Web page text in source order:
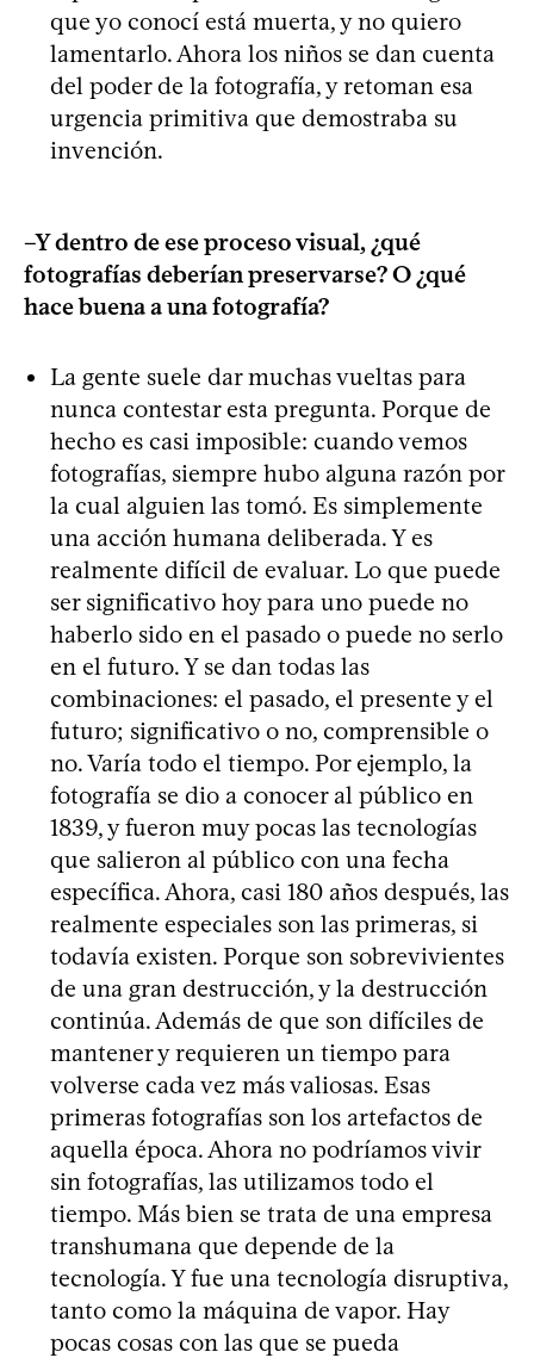
que yo conocí está muerta, y no quiero
lamentarlo. Ahora los niños se dan cuenta
del poder de la fotografía, y retoman esa
urgencia primitiva que demostraba su
invención.
–Y dentro de ese proceso visual, ¿qué
fotografías deberían preservarse? O ¿qué
hace buena a una fotografía?
La gente suele dar muchas vueltas para
nunca contestar esta pregunta. Porque de
hecho es casi imposible: cuando vemos
fotografías, siempre hubo alguna razón por
la cual alguien las tomó. Es simplemente
una acción humana deliberada. Y es
realmente difícil de evaluar. Lo que puede
ser significativo hoy para uno puede no
haberlo sido en el pasado o puede no serlo
en el futuro. Y se dan todas las
combinaciones: el pasado, el presente y el
futuro; significativo o no, comprensible o
no. Varía todo el tiempo. Por ejemplo, la
fotografía se dio a conocer al público en
1839, y fueron muy pocas las tecnologías
que salieron al público con una fecha
específica. Ahora, casi 180 años después, las
realmente especiales son las primeras, si
todavía existen. Porque son sobrevivientes
de una gran destrucción, y la destrucción
continúa. Además de que son difíciles de
mantener y requieren un tiempo para
volverse cada vez más valiosas. Esas
primeras fotografías son los artefactos de
aquella época. Ahora no podríamos vivir
sin fotografías, las utilizamos todo el
tiempo. Más bien se trata de una empresa
transhumana que depende de la
tecnología. Y fue una tecnología disruptiva,
tanto como la máquina de vapor. Hay
pocas cosas con las que se pueda